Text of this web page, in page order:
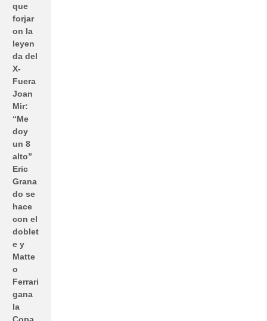
que
forjar
on la
leyen
da del
X-
Fuera
Joan
Mir:
“Me
doy
un 8
alto”
Eric
Grana
do se
hace
con el
doblet
e y
Matte
o
Ferrari
gana
la